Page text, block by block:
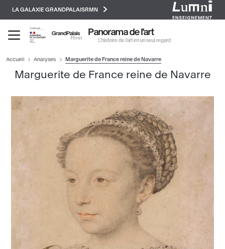
principal
LA GALAXIE GRANDPALAISRMN
Panorama de l'art
L’histoire de l’art en un seul regard
Accueil Analyses Marguerite de France reine de Navarre
Marguerite de France reine de Navarre